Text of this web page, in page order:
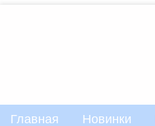
Главная Новинки